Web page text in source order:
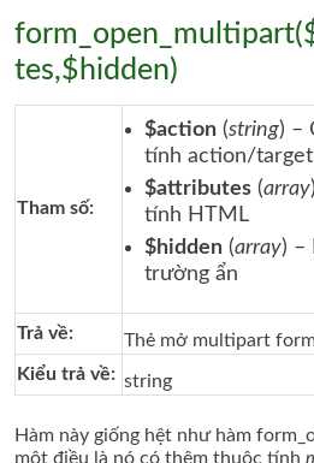
tes,$hidden)
Tham số:
$action(string) –
tính action/target
$attributes(array
tính HTML
$hidden(array) –
trường ẩn
Trả về:
Thẻ mở multipart
Kiểu trả về: string
Hàm này giống hệt như hàm
một điều là nó có thêm thuộc tính